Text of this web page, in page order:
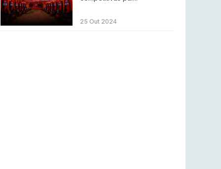
Códigos para ícones clássicos gratuitos no
League of Legends [agosto 2026]
25 Out 2024